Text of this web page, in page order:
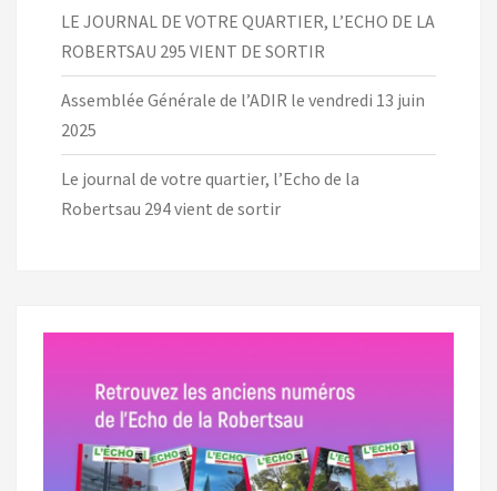
LE JOURNAL DE VOTRE QUARTIER, L’ECHO DE LA
ROBERTSAU 295 VIENT DE SORTIR
Assemblée Générale de l’ADIR le vendredi 13 juin
2025
Le journal de votre quartier, l’Echo de la
Robertsau 294 vient de sortir